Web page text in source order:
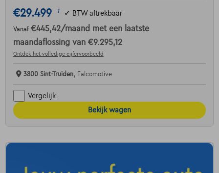
€29.499 1 ✓ BTW aftrekbaar
Vanaf €445,42/maand met een laatste
maandaflossing van €9.295,12
Ontdek het volledige cijfervoorbeeld
3800 Sint-Truiden, Falcomotive
Vergelijk
Bekijk wagen